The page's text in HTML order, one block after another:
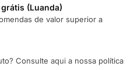
(Luanda)
de valor superior a
Consulte aqui a nossa política